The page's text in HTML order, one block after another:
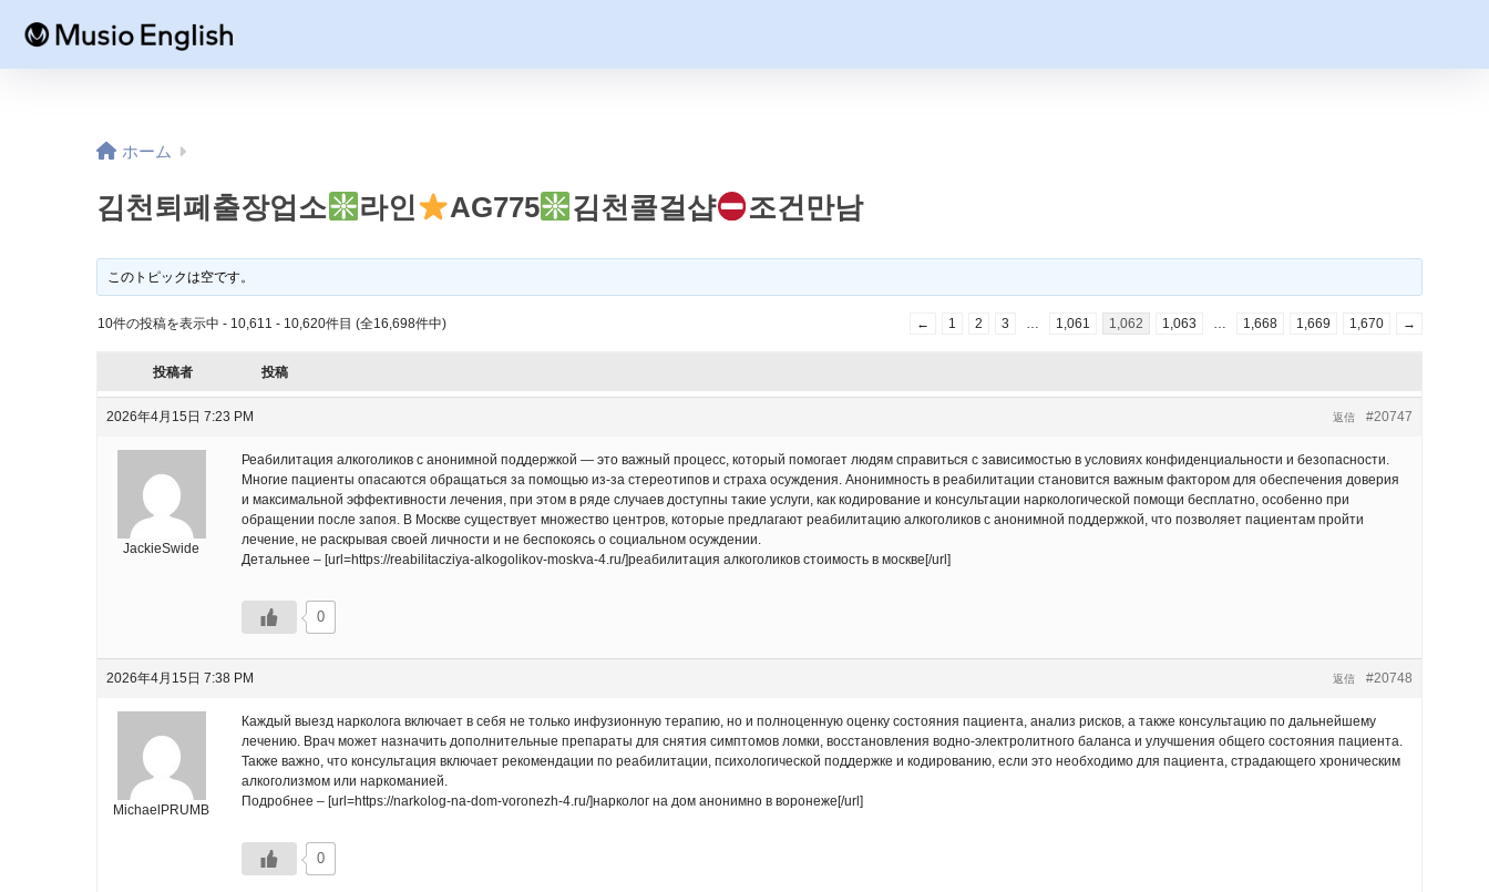
ホーム
김천퇴폐출장업소 라인 AG775 김천콜걸샵 조건만남
このトピックは空です。
10件の投稿を表示中 - 10,611 - 10,620件目 (全16,698件中) ← 1 2 3 … 1,061 1,062 1,063 … 1,668 1,669 1,670 →
投稿者 投稿
2026年4月15日 7:23 PM #20747
返信
JackieSwide
Реабилитация алкоголиков с анонимной поддержкой — это важный процесс, который помогает людям справиться с зависимостью в условиях конфиденциальности и безопасности.
Многие пациенты опасаются обращаться за помощью из-за стереотипов и страха осуждения. Анонимность в реабилитации становится важным фактором для обеспечения доверия
и максимальной эффективности лечения, при этом в ряде случаев доступны такие услуги, как кодирование и консультации наркологической помощи бесплатно, особенно при
обращении после запоя. В Москве существует множество центров, которые предлагают реабилитацию алкоголиков с анонимной поддержкой, что позволяет пациентам пройти
лечение, не раскрывая своей личности и не беспокоясь о социальном осуждении.
Детальнее – [url=https://reabilitacziya-alkogolikov-moskva-4.ru/]реабилитация алкоголиков стоимость в москве[/url]
0
2026年4月15日 7:38 PM #20748
返信
MichaelPRUMB
Каждый выезд нарколога включает в себя не только инфузионную терапию, но и полноценную оценку состояния пациента, анализ рисков, а также консультацию по дальнейшему
лечению. Врач может назначить дополнительные препараты для снятия симптомов ломки, восстановления водно-электролитного баланса и улучшения общего состояния пациента.
Также важно, что консультация включает рекомендации по реабилитации, психологической поддержке и кодированию, если это необходимо для пациента, страдающего хроническим
алкоголизмом или наркоманией.
Подробнее – [url=https://narkolog-na-dom-voronezh-4.ru/]нарколог на дом анонимно в воронеже[/url]
0